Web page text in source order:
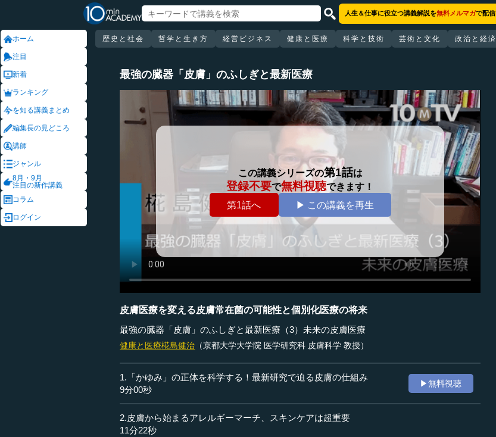
ホーム
注目
新着
ランキング
を知る講義まとめ
編集長の見どころ
講師
ジャンル
8月・9月
注目の新作講義
コラム
ログイン
人生＆仕事に役立つ講義解説を無料メルマガで配信
歴史と社会 哲学と生き方 経営ビジネス 健康と医療 科学と技術 芸術と文化 政治と経済
最強の臓器「皮膚」のふしぎと最新医療
この講義シリーズの第1話は
登録不要で無料視聴できます！
第1話へ
▶ この講義を再生
皮膚医療を変える皮膚常在菌の可能性と個別化医療の将来
最強の臓器「皮膚」のふしぎと最新医療（3）未来の皮膚医療
健康と医療椛島健治 （京都大学大学院 医学研究科 皮膚科学 教授）
1.「かゆみ」の正体を科学する！最新研究で迫る皮膚の仕組み
9分00秒
▶無料視聴
2.皮膚から始まるアレルギーマーチ、スキンケアは超重要
11分22秒